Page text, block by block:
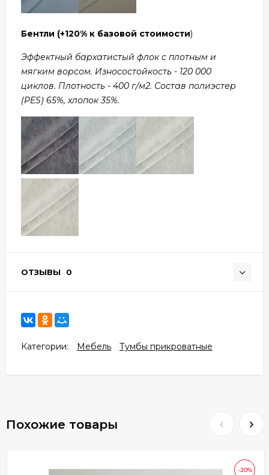
Бентли (+120% к базовой стоимости)
Эффектный бархатистый флок с плотным и
мягким ворсом. Износостойкость - 120 000
циклов. Плотность - 400 г/м2. Состав полиэстер
(PES) 65%, хлопок 35%.
ОТЗЫВЫ 0
Категории: Мебель Тумбы прикроватные
Похожие товары
-20%